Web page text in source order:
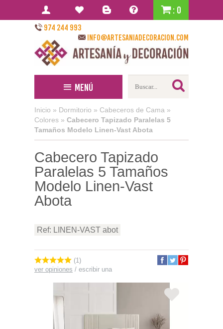
: 0
974 244 993
info@artesaniadecoracion.com
Menú
Inicio » Dormitorio » Cabeceros de Cama »
Colores » Cabecero Tapizado Paralelas 5
Tamaños Modelo Linen-Vast Abota
Cabecero Tapizado
Paralelas 5 Tamaños
Modelo Linen-Vast
Abota
Ref: LINEN-VAST abot
(1)
ver opiniones / escribir una